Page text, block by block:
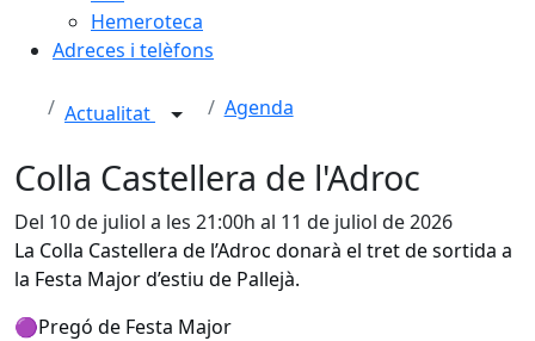
Hemeroteca
Adreces i telèfons
Actualitat Agenda
Colla Castellera de l'Adroc
Del 10 de juliol a les 21:00h al 11 de juliol de 2026
La Colla Castellera de l’Adroc donarà el tret de sortida a
la Festa Major d’estiu de Pallejà.
🟣Pregó de Festa Major